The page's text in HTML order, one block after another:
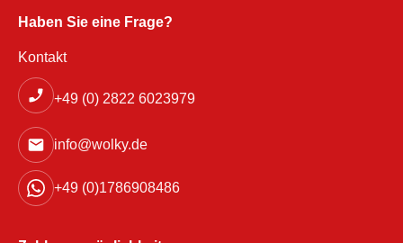
Haben Sie eine Frage?
Kontakt
+49 (0) 2822 6023979
info@wolky.de
+49 (0)1786908486